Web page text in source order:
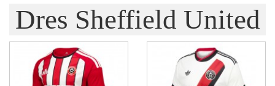
Dres Sheffield United